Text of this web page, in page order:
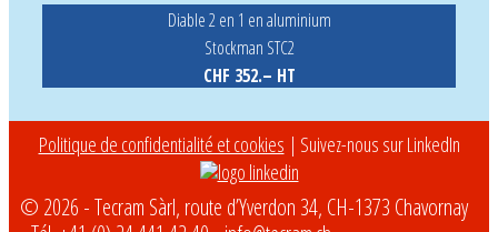
Diable 2 en 1 en aluminium
Stockman STC2
CHF 352.– HT
Politique de confidentialité et cookies | Suivez-nous sur LinkedIn
© 2026 - Tecram Sàrl, route d’Yverdon 34, CH-1373 Chavornay